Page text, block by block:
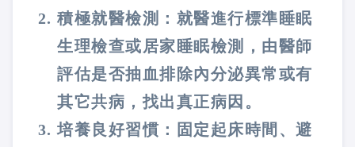
積極就醫檢測：就醫進行標準睡眠
生理檢查或居家睡眠檢測，由醫師
評估是否抽血排除內分泌異常或有
其它共病，找出真正病因。
培養良好習慣：固定起床時間、避